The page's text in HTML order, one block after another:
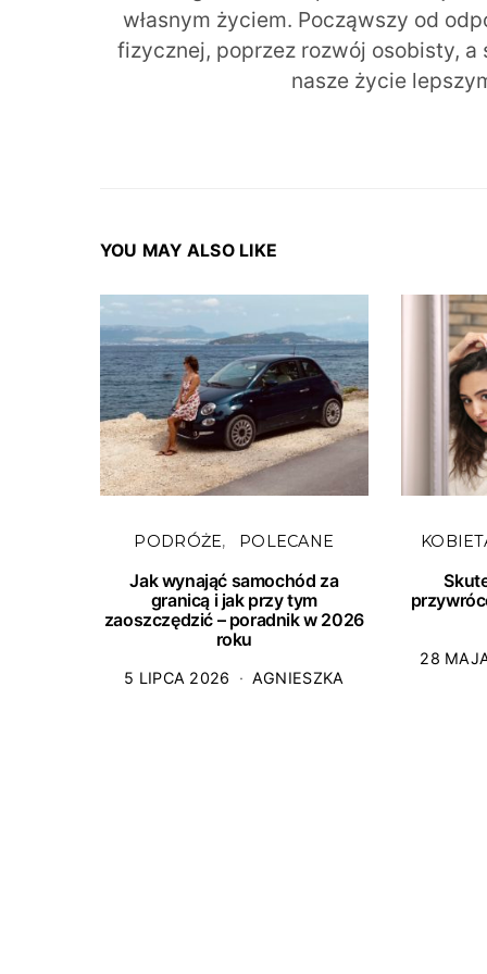
własnym życiem. Począwszy od
fizycznej, poprzez rozwój osobisty,
nasze życie
YOU MAY ALSO LIKE
PODRÓŻE POLECANE
Jak wynająć samochód za
granicą i jak przy tym
zaoszczędzić – poradnik w 2026
roku
5 LIPCA 2026 AGNIESZKA
28